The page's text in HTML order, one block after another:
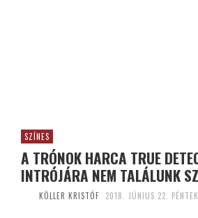
SZÍNES
A TRÓNOK HARCA TRUE
INTRÓJÁRA NEM TALÁLUNK
KÖLLER KRISTÓF 2018. JÚNIUS 22. PÉNTEK